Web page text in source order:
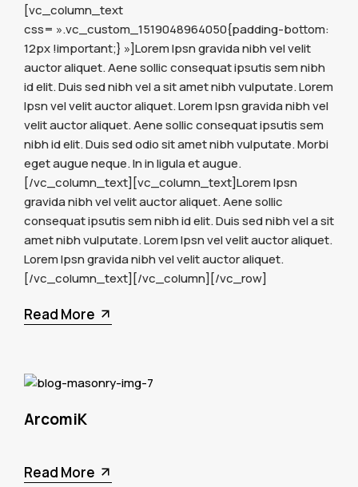
[vc_column_text
css= ».vc_custom_1519048964050{padding-bottom:
12px !important;} »]Lorem Ipsn gravida nibh vel velit
auctor aliquet. Aene sollic consequat ipsutis sem nibh
id elit. Duis sed nibh vel a sit amet nibh vulputate. Lorem
Ipsn vel velit auctor aliquet. Lorem Ipsn gravida nibh vel
velit auctor aliquet. Aene sollic consequat ipsutis sem
nibh id elit. Duis sed odio sit amet nibh vulputate. Morbi
eget augue neque. In in ligula et augue.
[/vc_column_text][vc_column_text]Lorem Ipsn
gravida nibh vel velit auctor aliquet. Aene sollic
consequat ipsutis sem nibh id elit. Duis sed nibh vel a sit
amet nibh vulputate. Lorem Ipsn vel velit auctor aliquet.
Lorem Ipsn gravida nibh vel velit auctor aliquet.
[/vc_column_text][/vc_column][/vc_row]
Read More
ArcomiK
Read More